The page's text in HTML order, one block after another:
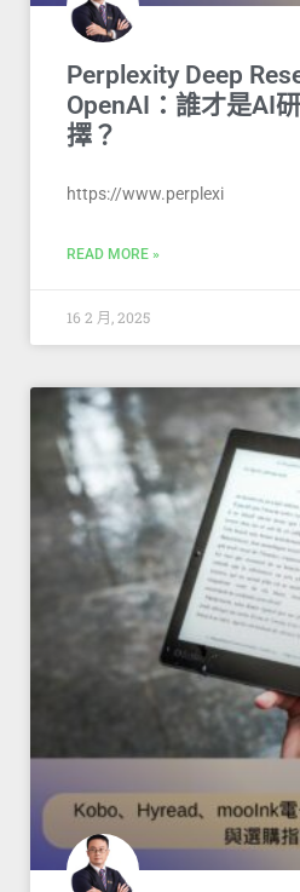
Perplexity Deep
OpenAI：誰才是AI
擇？
https://www.perplexi
READ MORE »
16 2 月, 2025